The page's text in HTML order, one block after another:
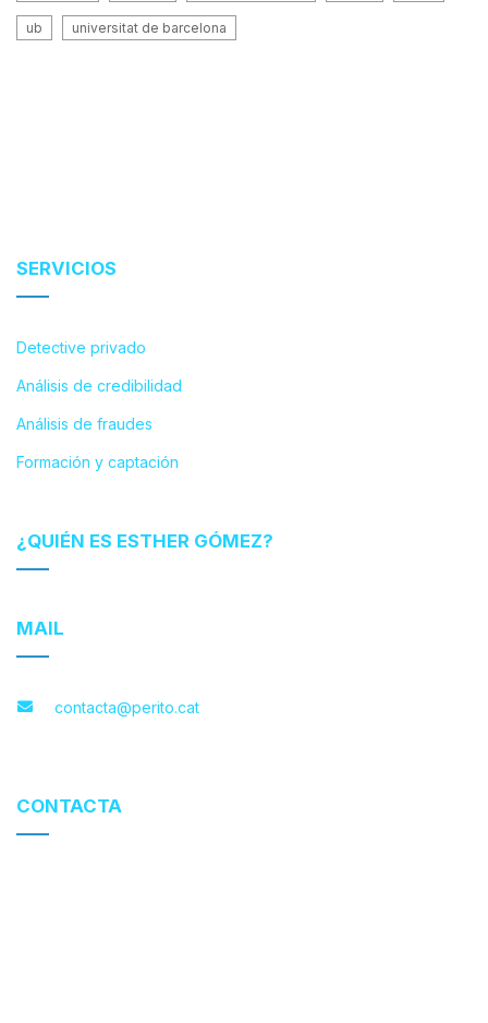
ub universitat de barcelona
SERVICIOS
Detective privado
Análisis de credibilidad
Análisis de fraudes
Formación y captación
¿QUIÉN ES ESTHER GÓMEZ?
MAIL
contacta@perito.cat
CONTACTA